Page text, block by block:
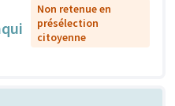
Non retenue en
présélection
citoyenne